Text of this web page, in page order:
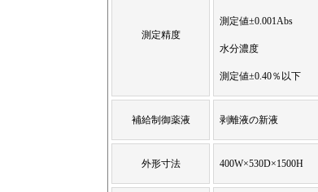
測定精度
測定値±0.001Abs
水分濃度
測定値±0.40％以下
補給制御薬液 剥離液の新液
外形寸法 400W×530D×1500H